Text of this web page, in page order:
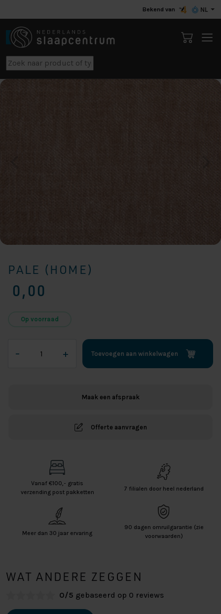
Bekend van NL
PALE (HOME)
0,00
Op voorraad
–
(Home)
+ Toevoegen aan winkelwagen
Maak een afspraak
Offerte aanvragen
Vanaf €100,- gratis
verzending post pakketten
7 filialen door heel nederland
Meer dan 30 jaar ervaring
90 dagen omruilgarantie (zie
voorwaarden)
WAT ANDERE ZEGGEN
0/5 gebaseerd op 0 reviews